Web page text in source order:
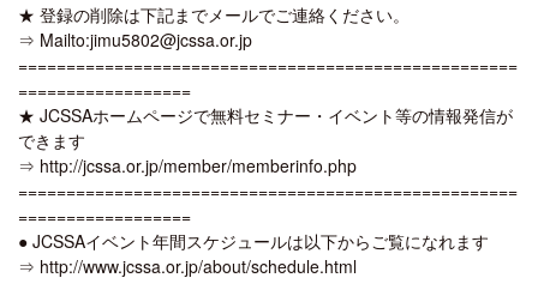
★ 登録の削除は下記までメールでご連絡ください。
⇒ Mailto:jimu5802@jcssa.or.jp
====================================================
==================
★ JCSSAホームページで無料セミナー・イベント等の情報発信が
できます
⇒ http://jcssa.or.jp/member/memberinfo.php
====================================================
==================
● JCSSAイベント年間スケジュールは以下からご覧になれます
⇒ http://www.jcssa.or.jp/about/schedule.html